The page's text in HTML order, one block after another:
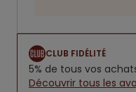
CLUB FIDÉLITÉ
5% de tous vos
Découvrir tous les